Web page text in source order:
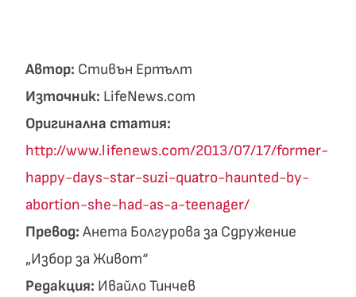
Автор: Стивън Ертълт
Източник: LifeNews.com
Оригинална статия:
http://www.lifenews.com/2013/07/17/former-
happy-days-star-suzi-quatro-haunted-by-
abortion-she-had-as-a-teenager/
Превод: Анета Болгурова за Сдружение
„Избор за Живот“
Редакция: Ивайло Тинчев